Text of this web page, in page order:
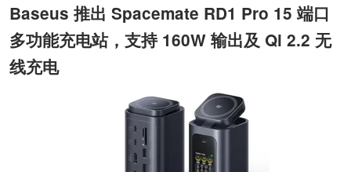
Baseus 推出 Spacemate RD1 Pro 15 端口
多功能充电站，支持 160W 输出及 Qi 2.2 无
线充电